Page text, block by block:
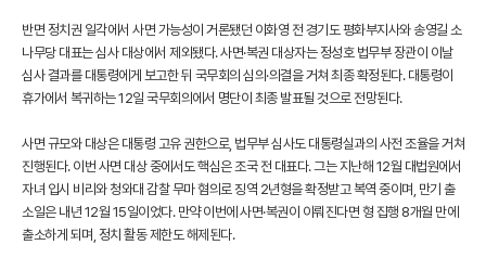
반면 정치권 일각에서 사면 가능성이 거론됐던 이화영 전 경기도 평화부지사와 송영길 소
나무당 대표는 심사 대상에서 제외됐다. 사면·복권 대상자는 정성호 법무부 장관이 이날
심사 결과를 대통령에게 보고한 뒤 국무회의 심의·의결을 거쳐 최종 확정된다. 대통령이
휴가에서 복귀하는 12일 국무회의에서 명단이 최종 발표될 것으로 전망된다.
사면 규모와 대상은 대통령 고유 권한으로, 법무부 심사도 대통령실과의 사전 조율을 거쳐
진행된다. 이번 사면 대상 중에서도 핵심은 조국 전 대표다. 그는 지난해 12월 대법원에서
자녀 입시 비리와 청와대 감찰 무마 혐의로 징역 2년형을 확정받고 복역 중이며, 만기 출
소일은 내년 12월 15일이었다. 만약 이번에 사면·복권이 이뤄진다면 형 집행 8개월 만에
출소하게 되며, 정치 활동 제한도 해제된다.